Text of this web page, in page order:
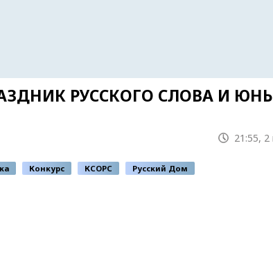
РУССКОГО СЛОВА И
21:55,
Конкурс КСОРС Русский Дом